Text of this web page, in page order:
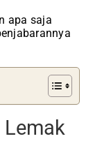
apa saja
Lemak